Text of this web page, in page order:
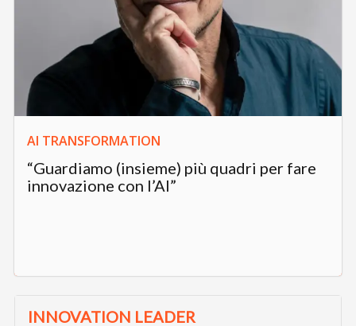
AI TRANSFORMATION
“Guardiamo (insieme) più quadri per fare
innovazione con l’AI”
INNOVATION LEADER